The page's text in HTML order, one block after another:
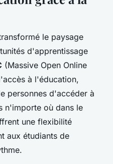
le paysage
d'apprentissage
(Massive Open Online
à l'éducation,
personnes d'accéder à
n'importe où dans le
une flexibilité
aux étudiants de